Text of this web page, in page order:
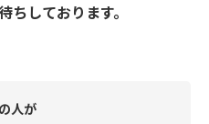
ちしております。
人が